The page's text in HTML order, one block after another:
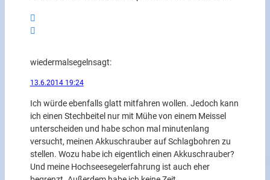
wiedermalsegelnsagt:
13.6.2014 19:24
Ich würde ebenfalls glatt mitfahren wollen. Jedoch kann
ich einen Stechbeitel nur mit Mühe von einem Meissel
unterscheiden und habe schon mal minutenlang
versucht, meinen Akkuschrauber auf Schlagbohren zu
stellen. Wozu habe ich eigentlich einen Akkuschrauber?
Und meine Hochseesegelerfahrung ist auch eher